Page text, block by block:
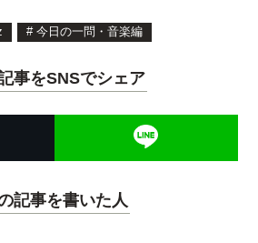
# 今日の一問・音楽編
事をSNSでシェア
記事を書いた人